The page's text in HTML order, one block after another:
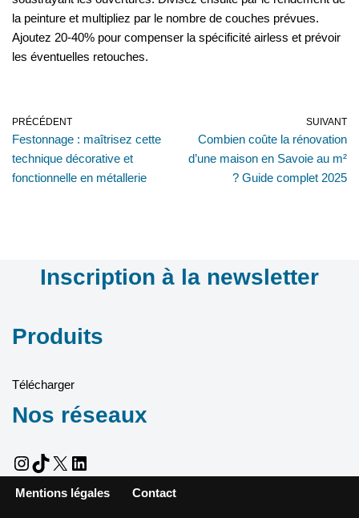
la peinture et multipliez par le nombre de couches prévues.
Ajoutez 20-40% pour compenser la spécificité airless et prévoir
les éventuelles retouches.
PRÉCÉDENT
Festonnage : maîtrisez cette
technique décorative et
fonctionnelle en métallerie
SUIVANT
Combien coûte la rénovation
d’une maison en Savoie au m²
? Guide complet 2025
Inscription à la newsletter
Produits
Télécharger
Nos réseaux
Mentions légales Contact